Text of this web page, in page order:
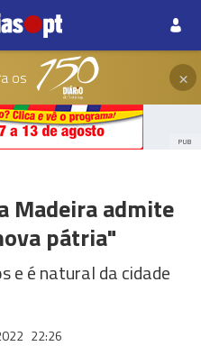
os ×
PUB
Madeira admite
pátria"
e é natural da cidade
22:26